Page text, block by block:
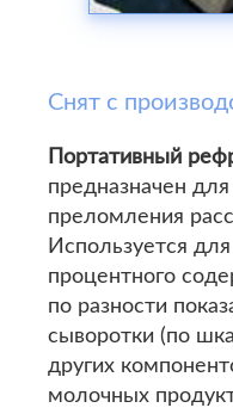
Снят с
Портативный
предназначен
преломления
Используется
процентного
по разности
сыворотки (по
других
молочных